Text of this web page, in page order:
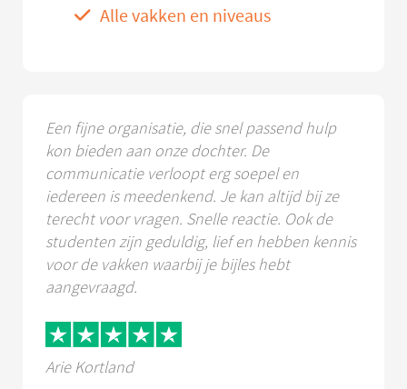
Alle vakken en niveaus
Een fijne organisatie, die snel passend hulp
kon bieden aan onze dochter. De
communicatie verloopt erg soepel en
iedereen is meedenkend. Je kan altijd bij ze
terecht voor vragen. Snelle reactie. Ook de
studenten zijn geduldig, lief en hebben kennis
voor de vakken waarbij je bijles hebt
aangevraagd.
Arie Kortland